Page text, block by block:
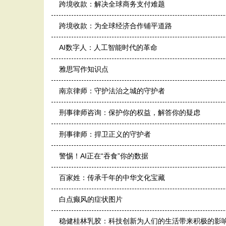
跨境收款：解决全球商务支付难题
跨境收款：为全球经济合作铺平道路
AI数字人：人工智能时代的革命
雅思写作知识点
南京律师：守护法治之城的守护者
刑事律师咨询：保护你的权益，解答你的疑虑
刑事律师：捍卫正义的守护者
警惕！AI正在“吞食”你的数据
百家姓：传承千年的中华文化宝藏
白点癫风的症状图片
稳健桂林乳胶：科技创新为人们的生活带来积极的影